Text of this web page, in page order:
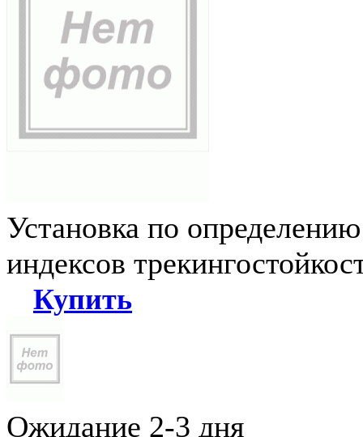
Установка по
индексов
Купить
Ожидание 2-3 дня